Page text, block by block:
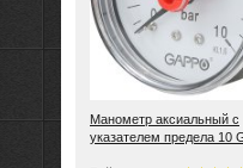
Манометр аксиальный с
указателем предела 10